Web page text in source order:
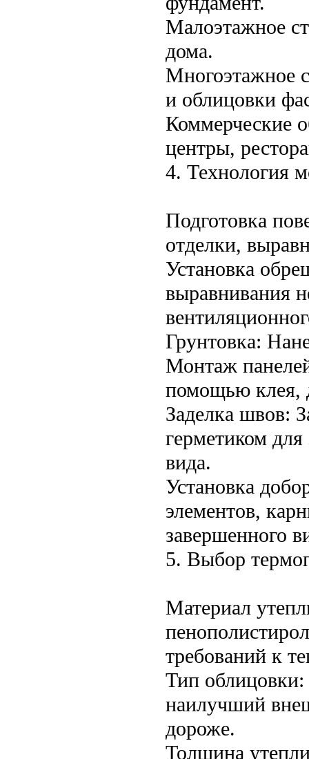
Малоэтажное
дома.
Многоэтажное
и облицовки
Коммерческие
центры,
4. Технология
Подготовка
отделки,
Установка
выравнивания
Грунтовка:
Монтаж
помощью клея,
Заделка швов:
герметиком
вида.
Установка
элементов,
завершенного
5. Выбор
Материал
требований к
Тип облицовки:
наилучший
дороже.
Толщина